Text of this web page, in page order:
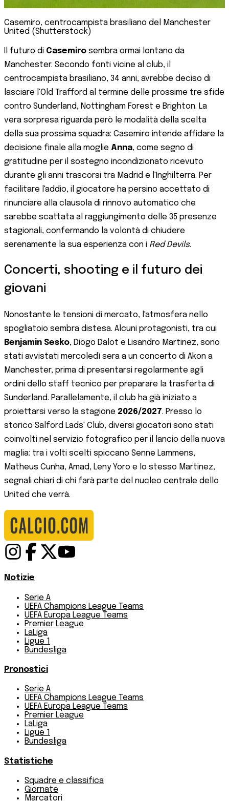
Casemiro, centrocampista brasiliano del Manchester
United (Shutterstock)
Il futuro di Casemiro sembra ormai lontano da
Manchester. Secondo fonti vicine al club, il
centrocampista brasiliano, 34 anni, avrebbe deciso di
lasciare l'Old Trafford al termine delle prossime tre sfide
contro Sunderland, Nottingham Forest e Brighton. La
vera sorpresa riguarda però le modalità della scelta
della sua prossima squadra: Casemiro intende affidare la
decisione finale alla moglie Anna, come segno di
gratitudine per il sostegno incondizionato ricevuto
durante gli anni trascorsi tra Madrid e l'Inghilterra. Per
facilitare l'addio, il giocatore ha persino accettato di
rinunciare alla clausola di rinnovo automatico che
sarebbe scattata al raggiungimento delle 35 presenze
stagionali, confermando la volontà di chiudere
serenamente la sua esperienza con i Red Devils.
Concerti, shooting e il futuro dei
giovani
Nonostante le tensioni di mercato, l'atmosfera nello
spogliatoio sembra distesa. Alcuni protagonisti, tra cui
Benjamin Sesko, Diogo Dalot e Lisandro Martinez, sono
stati avvistati mercoledì sera a un concerto di Akon a
Manchester, prima di presentarsi regolarmente agli
ordini dello staff tecnico per preparare la trasferta di
Sunderland. Parallelamente, il club ha già iniziato a
proiettarsi verso la stagione 2026/2027. Presso lo
storico Salford Lads' Club, diversi giocatori sono stati
coinvolti nel servizio fotografico per il lancio della nuova
maglia: tra i volti scelti spiccano Senne Lammens,
Matheus Cunha, Amad, Leny Yoro e lo stesso Martinez,
segnali chiari di chi farà parte del nucleo centrale dello
United che verrà.
Notizie
Serie A
UEFA Champions League Teams
UEFA Europa League Teams
Premier League
LaLiga
Ligue 1
Bundesliga
Pronostici
Serie A
UEFA Champions League Teams
UEFA Europa League Teams
Premier League
LaLiga
Ligue 1
Bundesliga
Statistiche
Squadre e classifica
Giornate
Marcatori